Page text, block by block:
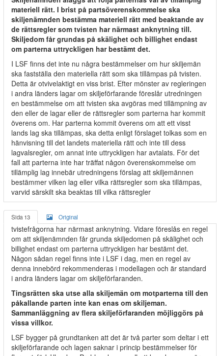
materiell rätt. I brist på partsöverenskommelse ska
skiljenämnden bestämma materiell rätt med beaktande av
de rättsregler som tvisten har närmast anknytning till.
Skiljedom får grundas på skälighet och billighet endast
om parterna uttryckligen har bestämt det.
I LSF finns det inte nu några bestämmelser om hur skiljemän
ska fastställa den materiella rätt som ska tillämpas på tvisten.
Detta är otvivelaktigt en viss brist. Efter mönster av regleringen
i andra länders lagar om skiljeförfarande föreslår utredningen
en bestämmelse om att tvisten ska avgöras med tillämpning av
den eller de lagar eller de rättsregler som parterna har kommit
överens om. Har parterna kommit överens om att ett visst
lands lag ska tillämpas, ska detta enligt förslaget tolkas som en
hänvisning till det landets materiella rätt och inte till dess
lagvalsregler, om annat inte uttryckligen har avtalats. För det
fall att parterna inte har träffat någon överenskommelse om
tillämplig lag innebär utredningens förslag att skiljemännen
bestämmer vilken lag eller vilka rättsregler som ska tillämpas,
varvid särskilt ska beaktas till vilka rättsregler
Sida 13 Original
tvistefrågorna har närmast anknytning. Vidare föreslås en regel
om att skiljenämnden får grunda skiljedomen på skälighet och
billighet endast om parterna uttryckligen har bestämt det.
Någon sådan regel finns inte i LSF i dag, men en regel av
denna innebörd rekommenderas i modellagen och är standard
i andra länders lagar om skiljeförfaranden.
Tingsrätten ska utse alla skiljemän om motparterna till den
påkallande parten inte kan enas om skiljeman.
Sammanläggning av flera skiljeförfaranden möjliggörs på
vissa villkor.
LSF bygger på grundtanken att det är två parter som deltar i ett
skiljeförfarande och lagen saknar i princip bestämmelser för